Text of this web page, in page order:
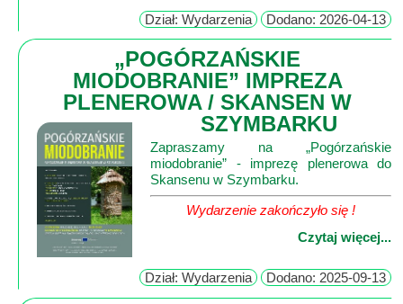
Informacje
Przydatne
Instytucje
Organizacje
Cieklin
Noclegi
Historia
Dział: Wydarzenia Dodano: 2026-04-13
„POGÓRZAŃSKIE
MIODOBRANIE” IMPREZA
PLENEROWA / SKANSEN W
SZYMBARKU
Zapraszamy na „Pogórzańskie
miodobranie” - imprezę plenerowa do
Skansenu w Szymbarku.
Wydarzenie zakończyło się !
Czytaj więcej...
Dział: Wydarzenia Dodano: 2025-09-13